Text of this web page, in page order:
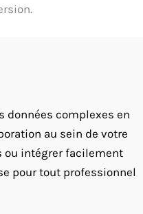
données complexes en
au sein de votre
ou intégrer facilement
pour tout professionnel